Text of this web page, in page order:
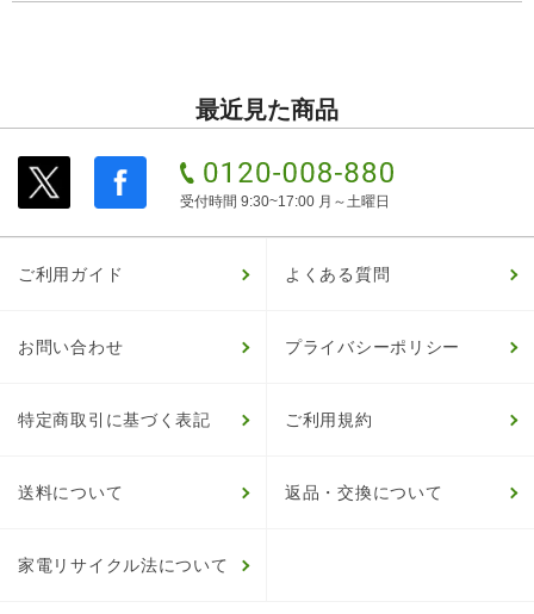
最近見た商品
受付時間 9:30~17:00 月～土曜日
ご利用ガイド よくある質問
お問い合わせ プライバシーポリシー
特定商取引に基づく表記 ご利用規約
送料について 返品・交換について
家電リサイクル法について